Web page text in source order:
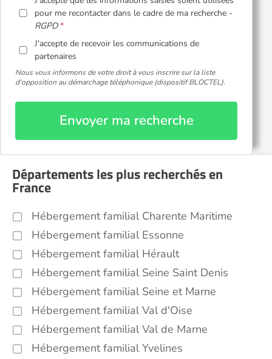
pour me recontacter dans le cadre de ma recherche -
RGPD
J'accepte de recevoir les communications de
partenaires
Nous vous informons de votre droit à vous inscrire sur la liste
d'opposition au démarchage téléphonique (dispositif BLOCTEL).
Envoyer ma recherche
Départements les plus recherchés en
France
Hébergement familial Charente Maritime
Hébergement familial Essonne
Hébergement familial Hérault
Hébergement familial Seine Saint Denis
Hébergement familial Seine et Marne
Hébergement familial Val d'Oise
Hébergement familial Val de Marne
Hébergement familial Yvelines